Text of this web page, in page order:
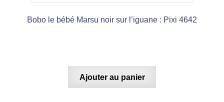
Bobo le bébé Marsu noir sur l’iguane : Pixi 4642
Ajouter au panier